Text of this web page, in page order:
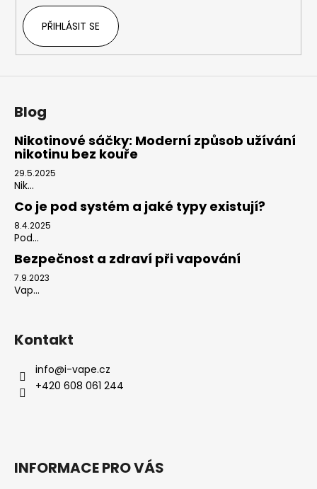
ý
p
PŘIHLÁSIT SE
Blog
Nikotinové sáčky: Moderní způsob užívání
nikotinu bez kouře
29.5.2025
Nik...
Co je pod systém a jaké typy existují?
8.4.2025
Pod...
Bezpečnost a zdraví při vapování
7.9.2023
Vap...
Kontakt
info@i-vape.cz
+420 608 061 244
INFORMACE PRO VÁS